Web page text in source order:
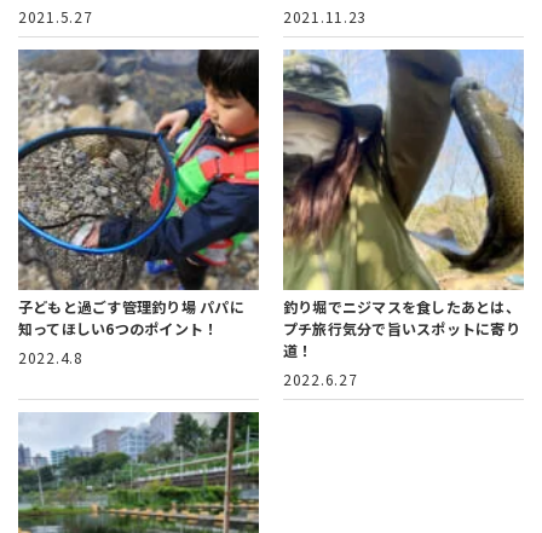
2021.5.27
2021.11.23
子どもと過ごす管理釣り場 パパに
知ってほしい6つのポイント！
2022.4.8
釣り堀でニジマスを食したあとは、
プチ旅行気分で旨いスポットに寄り
道！
2022.6.27